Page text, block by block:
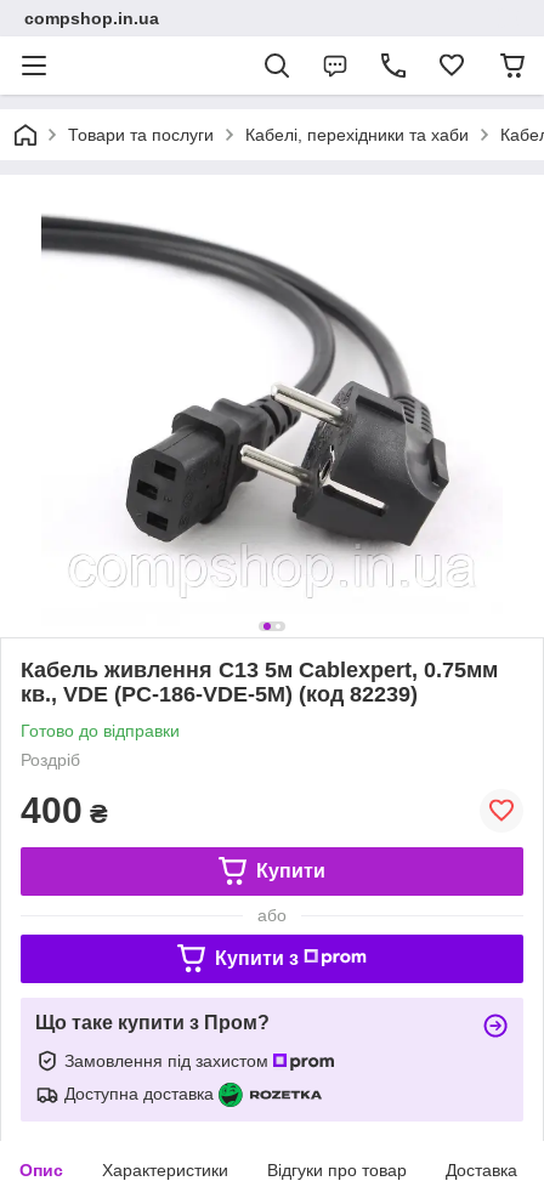
compshop.in.ua
Товари та послуги Кабелі, перехідники та хаби
Кабель живлення C13 5м Cablexpert, 0.75мм
кв., VDE (PC-186-VDE-5M) (код 82239)
Готово до відправки
Роздріб
400 ₴
Купити
або
Купити з
Що таке купити з Пром?
Замовлення під захистом
Доступна доставка
Опис Характеристики Відгуки про товар Доставка